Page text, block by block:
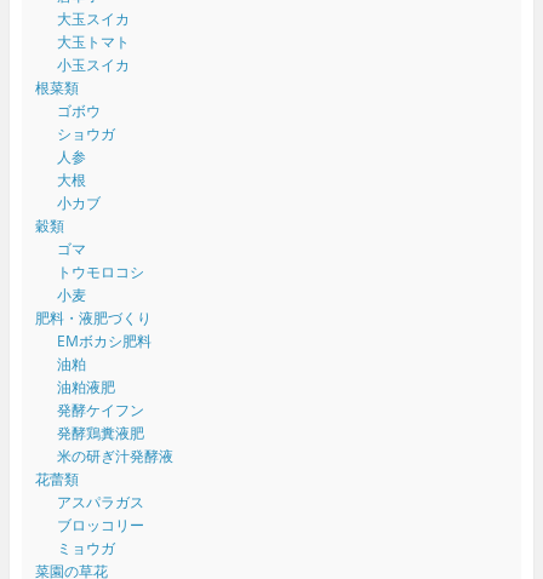
大玉スイカ
大玉トマト
小玉スイカ
根菜類
ゴボウ
ショウガ
人参
大根
小カブ
穀類
ゴマ
トウモロコシ
小麦
肥料・液肥づくり
EMボカシ肥料
油粕
油粕液肥
発酵ケイフン
発酵鶏糞液肥
米の研ぎ汁発酵液
花蕾類
アスパラガス
ブロッコリー
ミョウガ
菜園の草花